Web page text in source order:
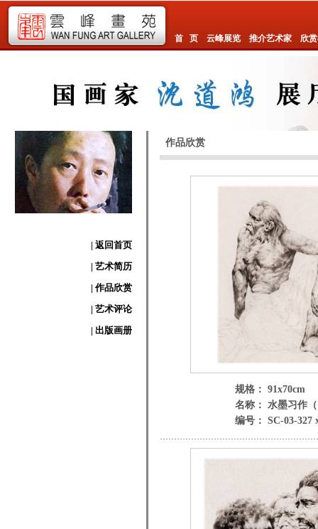
首 页 云峰展览 推介艺术家 欣
| 返回首页
| 艺术简历
| 作品欣赏
| 艺术评论
| 出版画册
作品欣赏
规格： 91x70cm
名称： 水墨习作
编号： SC-03-327